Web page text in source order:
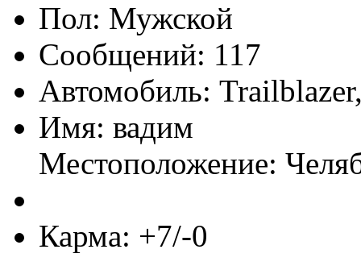
Пол:
Сообщений: 117
Автомобиль:
Имя: вадим
Местоположение:
Карма: +7/-0